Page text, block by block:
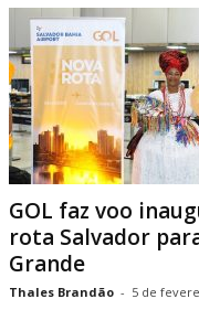
GOL faz voo
rota Salvador
Grande
Thales Brandão - 5 de